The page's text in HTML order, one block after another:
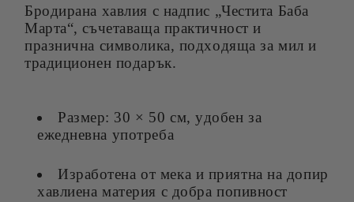
Ние ще се свържем с вас в рамките на работния ден.
Бродирана хавлия с надпис „Честита Баба
Марта“, съчетаваща практичност и
празнична символика, подходяща за мил и
традиционен подарък.
Размер: 30 × 50 см, удобен за
ежедневна употреба
Изработена от мека и приятна на допир
хавлиена материя с добра попивност